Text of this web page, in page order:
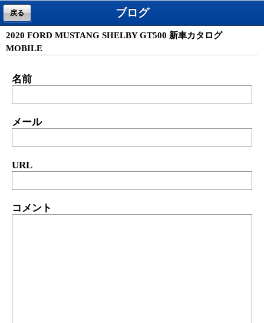
ブログ
戻る
2020 FORD MUSTANG SHELBY GT500 新車カタログ
MOBILE
名前
メール
URL
コメント